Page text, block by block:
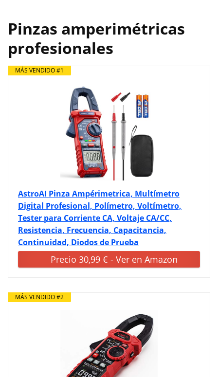
Pinzas amperimétricas
profesionales
MÁS VENDIDO #1
AstroAI Pinza Ampérimetrica, Multímetro
Digital Profesional, Polímetro, Voltímetro,
Tester para Corriente CA, Voltaje CA/CC,
Resistencia, Frecuencia, Capacitancia,
Continuidad, Diodos de Prueba
Precio 30,99 € - Ver en Amazon
MÁS VENDIDO #2